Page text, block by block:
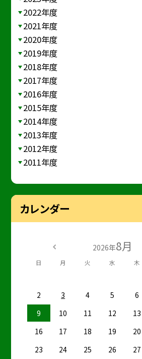
2022年度
2021年度
2020年度
2019年度
2018年度
2017年度
2016年度
2015年度
2014年度
2013年度
2012年度
2011年度
カレンダー
2026年8月
日 月 火 水 木
2
3 4 5 6
9
10 11 12 13
16
17 18 19 20
23
24 25 26 27